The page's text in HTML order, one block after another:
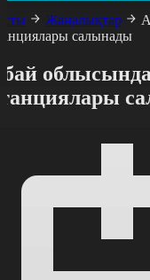
Жаңалықтар
салынады